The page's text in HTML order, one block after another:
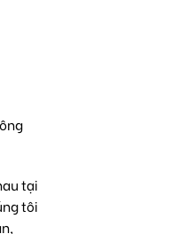
tại
tôi